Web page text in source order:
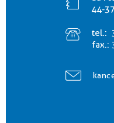
44-
tel.:
fax.: